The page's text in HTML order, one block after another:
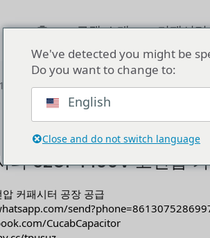
홈 쿠캡 소개 커패시
고전압 커패시터 공장 공급
52UF 1400V 고전압
커패시터 공장 공급
CucabCapacitor
We've detected you might be
Do you want to change to:
English
Close and do not switch language